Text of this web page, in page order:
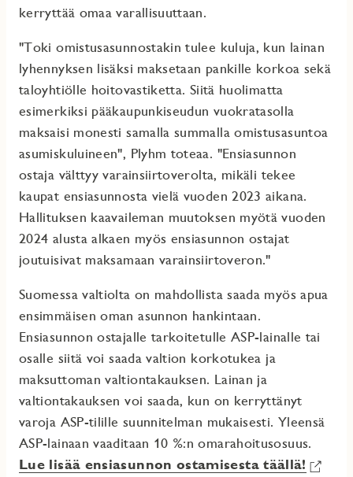
kerryttää omaa varallisuuttaan.
"Toki omistusasunnostakin tulee kuluja, kun lainan
lyhennyksen lisäksi maksetaan pankille korkoa sekä
taloyhtiölle hoitovastiketta. Siitä huolimatta
esimerkiksi pääkaupunkiseudun vuokratasolla
maksaisi monesti samalla summalla omistusasuntoa
asumiskuluineen", Plyhm toteaa. "Ensiasunnon
ostaja välttyy varainsiirtoverolta, mikäli tekee
kaupat ensiasunnosta vielä vuoden 2023 aikana.
Hallituksen kaavaileman muutoksen myötä vuoden
2024 alusta alkaen myös ensiasunnon ostajat
joutuisivat maksamaan varainsiirtoveron."
Suomessa valtiolta on mahdollista saada myös apua
ensimmäisen oman asunnon hankintaan.
Ensiasunnon ostajalle tarkoitetulle ASP-lainalle tai
osalle siitä voi saada valtion korkotukea ja
maksuttoman valtiontakauksen. Lainan ja
valtiontakauksen voi saada, kun on kerryttänyt
varoja ASP-tilille suunnitelman mukaisesti. Yleensä
ASP-lainaan vaaditaan 10 %:n omarahoitusosuus.
Lue lisää ensiasunnon ostamisesta täällä!